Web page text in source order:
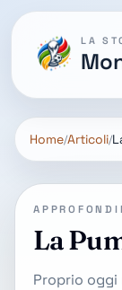
Home Articoli
La
Proprio